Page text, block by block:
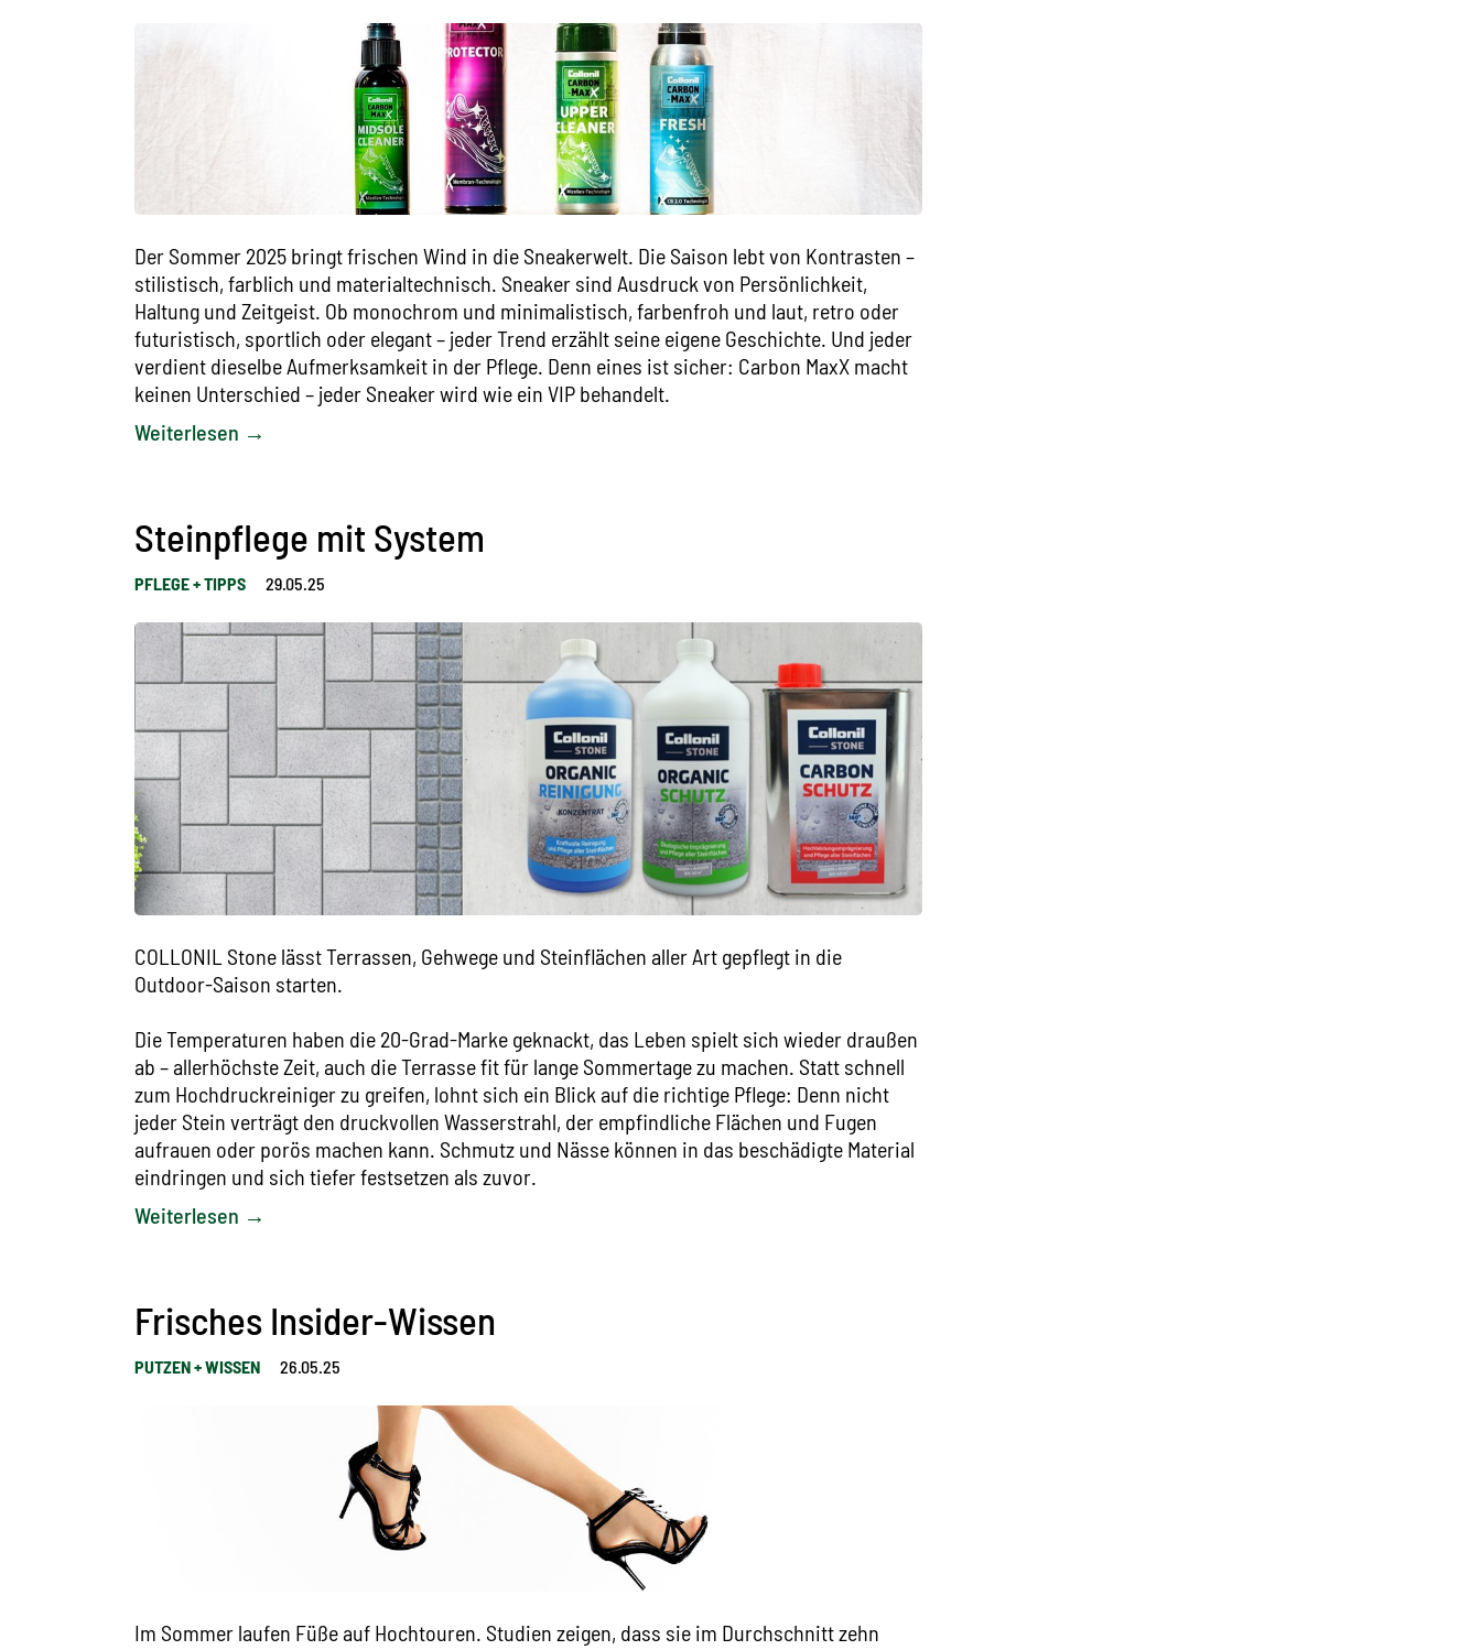
Der Sommer 2025 bringt frischen Wind in die Sneakerwelt. Die Saison lebt von Kontrasten –
stilistisch, farblich und materialtechnisch. Sneaker sind Ausdruck von Persönlichkeit,
Haltung und Zeitgeist. Ob monochrom und minimalistisch, farbenfroh und laut, retro oder
futuristisch, sportlich oder elegant – jeder Trend erzählt seine eigene Geschichte. Und jeder
verdient dieselbe Aufmerksamkeit in der Pflege. Denn eines ist sicher: Carbon MaxX macht
keinen Unterschied – jeder Sneaker wird wie ein VIP behandelt.
Weiterlesen →
Steinpflege mit System
PFLEGE + TIPPS 29.05.25
COLLONIL Stone lässt Terrassen, Gehwege und Steinflächen aller Art gepflegt in die
Outdoor-Saison starten.
Die Temperaturen haben die 20-Grad-Marke geknackt, das Leben spielt sich wieder draußen
ab – allerhöchste Zeit, auch die Terrasse fit für lange Sommertage zu machen. Statt schnell
zum Hochdruckreiniger zu greifen, lohnt sich ein Blick auf die richtige Pflege: Denn nicht
jeder Stein verträgt den druckvollen Wasserstrahl, der empfindliche Flächen und Fugen
aufrauen oder porös machen kann. Schmutz und Nässe können in das beschädigte Material
eindringen und sich tiefer festsetzen als zuvor.
Weiterlesen →
Frisches Insider-Wissen
PUTZEN + WISSEN 26.05.25
Im Sommer laufen Füße auf Hochtouren. Studien zeigen, dass sie im Durchschnitt zehn